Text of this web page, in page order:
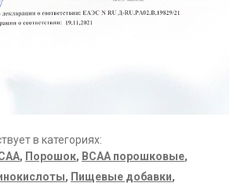
в категориях:
, Порошок, BCAA порошковые,
, Пищевые добавки,